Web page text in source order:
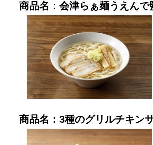
商品名：会津らぁ麺うえん
商品名：3種のグリルチキン